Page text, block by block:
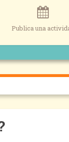
Publica una